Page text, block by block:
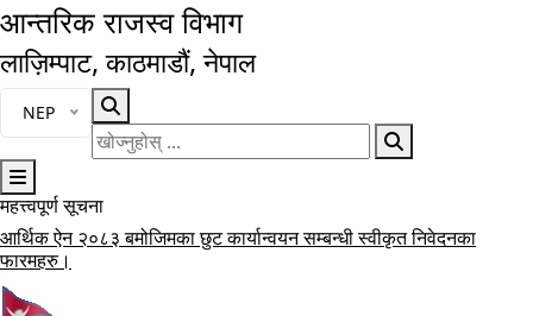
आन्तरिक राजस्व विभाग
लाज़िम्पाट, काठमाडौं, नेपाल
भाषा चयन गर्नुहोस्
NEP
खोज्नुहोस्
मुख्य नेभिगेसनमा जानुहोस्
महत्त्वपूर्ण सूचना
करदाता प्रोत्साहन उपहार कार्यक्रम सञ्चालन कार्यविधि, २०८३
आर्थिक ऐन २०८३ बमोजिमका छुट कार्यान्वयन सम्बन्धी स्वीकृत निवेदनका
फारमहरु।
विल/बीजक जारी गर्ने सम्बन्धी सूचना।
आर्थिक विधेयक, २०८३ ले प्रदान गरेका छुट सुविधा कार्यान्वयन लागि स्वीकृत
फारामहरु ।
कार्यालयगत सूचना अधिकारीको सम्पर्क नम्बर